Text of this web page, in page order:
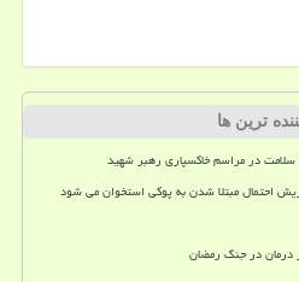
ترین ها
در مراسم خاکسپاری رهبر شهید
احتمال مبتلا شدن به پوکی استخوان می شود
درمان در جنگ رمضان